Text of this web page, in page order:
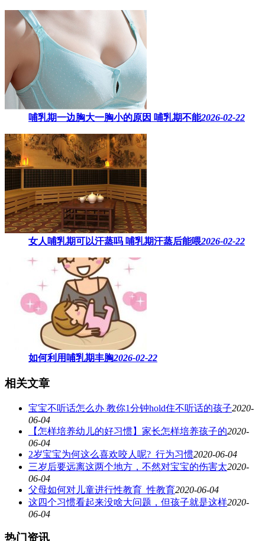
哺乳期一边胸大一胸小的原因​ 哺乳期不能2026-02-22
女人哺乳期可以汗蒸吗 ​哺乳期汗蒸后能喂2026-02-22
如何利用哺乳期丰胸2026-02-22
相关文章
宝宝不听话怎么办 教你1分钟hold住不听话的孩子2020-
06-04
【怎样培养幼儿的好习惯】家长怎样培养孩子的2020-
06-04
2岁宝宝为何这么喜欢咬人呢?_行为习惯2020-06-04
三岁后要远离这两个地方，不然对宝宝的伤害太2020-
06-04
父母如何对儿童进行性教育_性教育2020-06-04
这四个习惯看起来没啥大问题，但孩子就是这样2020-
06-04
热门资讯